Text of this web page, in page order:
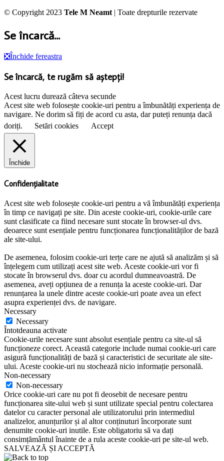
© Copyright 2023 Tele M Neamt | Toate drepturile rezervate
Se încarcă...
❎Închide fereastra
Se încarcă, te rugăm să aștepți!
Acest lucru durează câteva secunde
Acest site web folosește cookie-uri pentru a îmbunătăți experiența de
navigare. Ne dorim să fiți de acord cu asta, dar puteți renunța dacă
doriți.
Setări cookies Accept
Închide
Confidențialitate
Acest site web folosește cookie-uri pentru a vă îmbunătăți experiența
în timp ce navigați pe site. Din aceste cookie-uri, cookie-urile care
sunt clasificate ca fiind necesare sunt stocate în browser-ul dvs.
deoarece sunt esențiale pentru funcționarea funcționalităților de bază
ale site-ului.
De asemenea, folosim cookie-uri terțe care ne ajută să analizăm și să
înțelegem cum utilizați acest site web. Aceste cookie-uri vor fi
stocate în browserul dvs. doar cu acordul dumneavoastră. De
asemenea, aveți opțiunea de a renunța la aceste cookie-uri. Dar
renunțarea la unele dintre aceste cookie-uri poate avea un efect
asupra experienței dvs. de navigare.
Necessary
Necessary
Întotdeauna activate
Cookie-urile necesare sunt absolut esențiale pentru ca site-ul să
funcționeze corect. Această categorie include numai cookie-uri care
asigură funcționalități de bază și caracteristici de securitate ale site-
ului. Aceste cookie-uri nu stochează nicio informație personală.
Non-necessary
Non-necessary
Orice cookie-uri care nu pot fi deosebit de necesare pentru
funcționarea site-ului web și sunt utilizate special pentru colectarea
datelor cu caracter personal ale utilizatorului prin intermediul
analizelor, anunțurilor și al altor conținuturi încorporate sunt
denumite cookie-uri inutile. Este obligatoriu să va dați
consimțământul înainte de a rula aceste cookie-uri pe site-ul web.
SALVEAZĂ ȘI ACCEPTĂ